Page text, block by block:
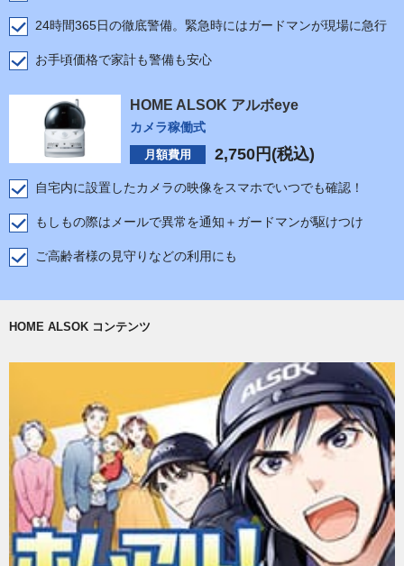
24時間365日の徹底警備。緊急時にはガードマンが現場に急行
お手頃価格で家計も警備も安心
HOME ALSOK アルボeye
カメラ稼働式
月額費用 2,750 円(税込)
自宅内に設置したカメラの映像をスマホでいつでも確認！
もしもの際はメールで異常を通知＋ガードマンが駆けつけ
ご高齢者様の見守りなどの利用にも
HOME ALSOK コンテンツ